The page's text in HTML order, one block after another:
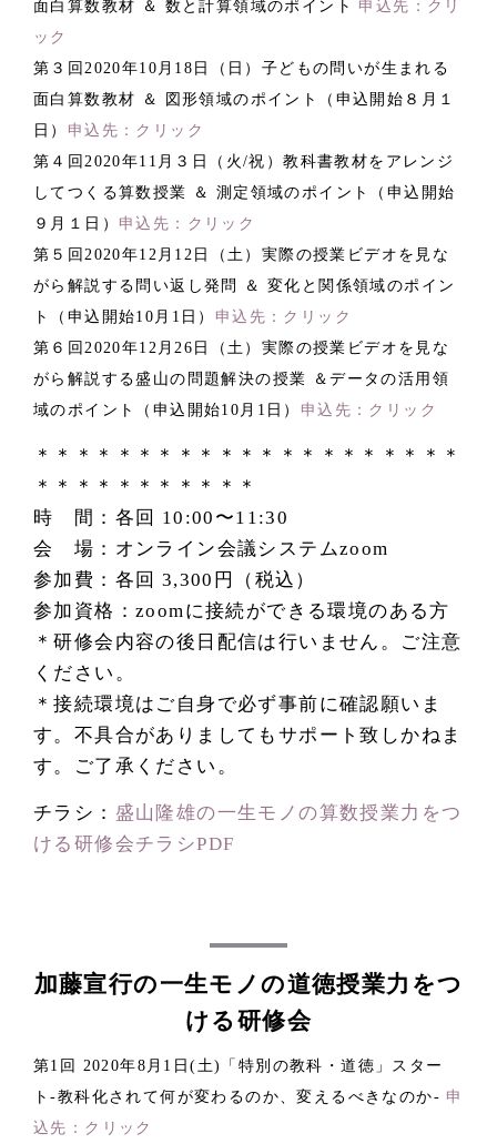
面白算数教材 ＆ 数と計算領域のポイント 申込先：クリ
ック
第３回2020年10月18日（日）子どもの問いが生まれる
面白算数教材 ＆ 図形領域のポイント（申込開始８月１
日） 申込先：クリック
第４回2020年11月３日（火/祝）教科書教材をアレンジ
してつくる算数授業 ＆ 測定領域のポイント（申込開始
９月１日） 申込先：クリック
第５回2020年12月12日（土）実際の授業ビデオを見な
がら解説する問い返し発問 ＆ 変化と関係領域のポイン
ト（申込開始10月1日） 申込先：クリック
第６回2020年12月26日（土）実際の授業ビデオを見な
がら解説する盛山の問題解決の授業 ＆データの活用領
域のポイント（申込開始10月1日） 申込先：クリック
＊＊＊＊＊＊＊＊＊＊＊＊＊＊＊＊＊＊＊＊＊
＊＊＊＊＊＊＊＊＊＊＊
時 間：各回 10:00〜11:30
会 場：オンライン会議システムzoom
参加費：各回 3,300円（税込）
参加資格：zoomに接続ができる環境のある方
＊研修会内容の後日配信は行いません。ご注意
ください。
＊接続環境はご自身で必ず事前に確認願いま
す。不具合がありましてもサポート致しかねま
す。ご了承ください。
チラシ： 盛山隆雄の一生モノの算数授業力をつ
ける研修会チラシPDF
加藤宣行の一生モノの道徳授業力をつ
ける研修会
第1回 2020年8月1日(土)「特別の教科・道徳」スター
ト-教科化されて何が変わるのか、変えるべきなのか- 申
込先：クリック